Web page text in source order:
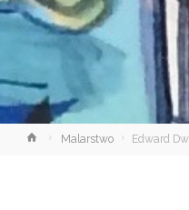
StronaMalarstwo Edward